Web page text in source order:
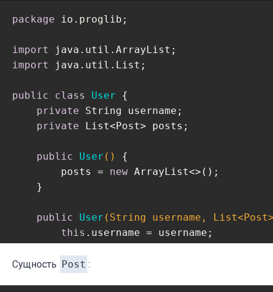
package io.proglib;
import
import
java.util.List;
public class User
{
private String username;
private List<Post> posts;
public User ()
{
        posts =
new ArrayList<>();
    }
public User (String username,
this .username = username;
    }
Сущность Post :